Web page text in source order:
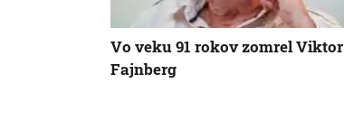
Vo veku 91 rokov zomrel Viktor
Fajnberg